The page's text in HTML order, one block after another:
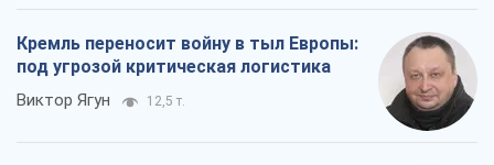
Кремль переносит войну в тыл Европы:
под угрозой критическая логистика
Виктор Ягун 12,5 т.